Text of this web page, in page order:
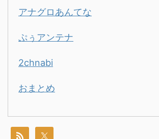
アナグロあんてな
ぷぅアンテナ
2chnabi
おまとめ